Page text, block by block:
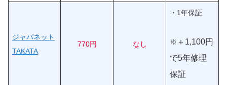
ジャパネット
TAKATA
770円 なし
・1年保証
※ ＋1,100円
で5年修理
保証